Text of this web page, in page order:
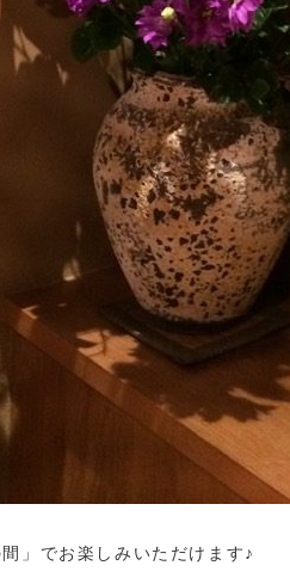
」でお楽しみいただけます♪